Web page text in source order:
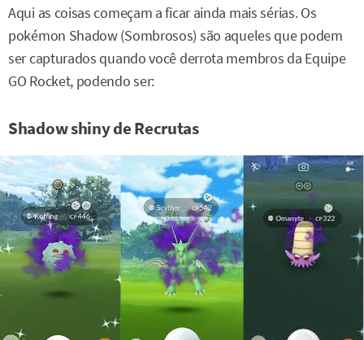
Aqui as coisas começam a ficar ainda mais sérias. Os
pokémon Shadow (Sombrosos) são aqueles que podem
ser capturados quando você derrota membros da Equipe
GO Rocket, podendo ser:
Shadow shiny de Recrutas